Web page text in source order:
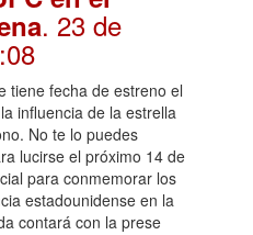
. 23 de
tiene fecha de estreno el
influencia de la estrella
No te lo puedes
lucirse el próximo 14 de
para conmemorar los
estadounidense en la
contará con la prese